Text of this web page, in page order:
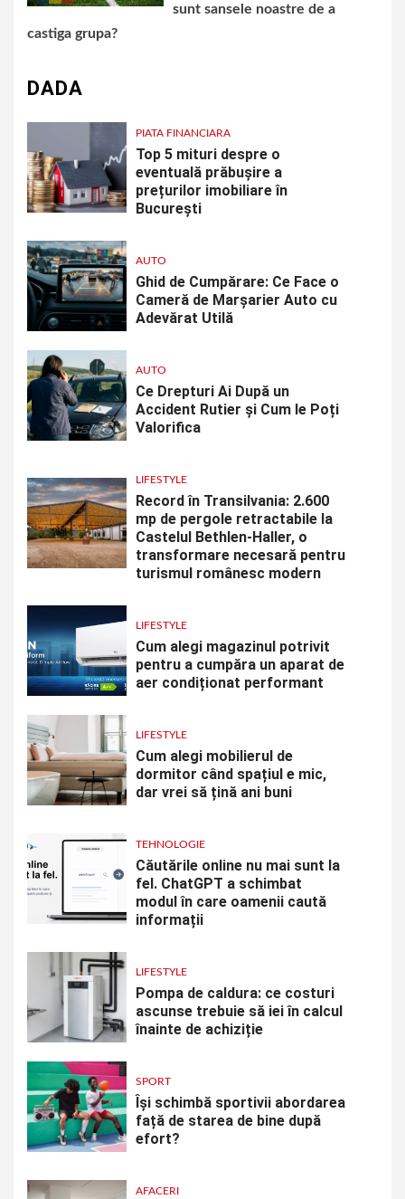
sunt sansele noastre de a
castiga grupa?
DADA
PIATA FINANCIARA
Top 5 mituri despre o
eventuală prăbușire a
prețurilor imobiliare în
București
AUTO
Ghid de Cumpărare: Ce Face o
Cameră de Marșarier Auto cu
Adevărat Utilă
AUTO
Ce Drepturi Ai După un
Accident Rutier și Cum le Poți
Valorifica
LIFESTYLE
Record în Transilvania: 2.600
mp de pergole retractabile la
Castelul Bethlen-Haller, o
transformare necesară pentru
turismul românesc modern
LIFESTYLE
Cum alegi magazinul potrivit
pentru a cumpăra un aparat de
aer condiționat performant
LIFESTYLE
Cum alegi mobilierul de
dormitor când spațiul e mic,
dar vrei să țină ani buni
TEHNOLOGIE
Căutările online nu mai sunt la
fel. ChatGPT a schimbat
modul în care oamenii caută
informații
LIFESTYLE
Pompa de caldura: ce costuri
ascunse trebuie să iei în calcul
înainte de achiziție
SPORT
Își schimbă sportivii abordarea
față de starea de bine după
efort?
AFACERI